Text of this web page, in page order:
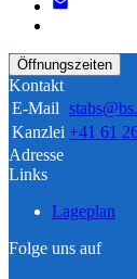
Öffnungszeiten
Kontakt
E-Mail
Kanzlei +41 61
Adresse
Links
Lageplan
Folge uns auf